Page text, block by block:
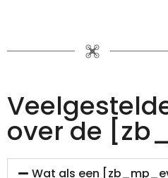
over de
Wat als een